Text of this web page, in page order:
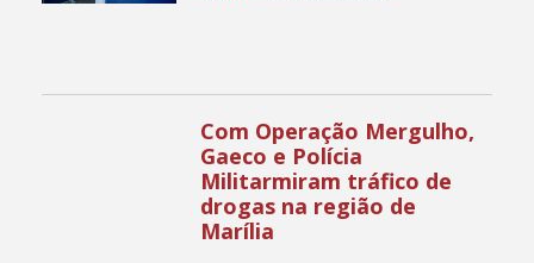
Com Operação Mergulho,
Gaeco e Polícia
Militarmiram tráfico de
drogas na região de
Marília